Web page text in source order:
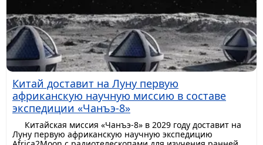
Китай доставит на Луну первую
африканскую научную миссию в составе
экспедиции «Чанъэ-8»
Китайская миссия «Чанъэ-8» в 2029 году доставит на
Луну первую африканскую научную экспедицию